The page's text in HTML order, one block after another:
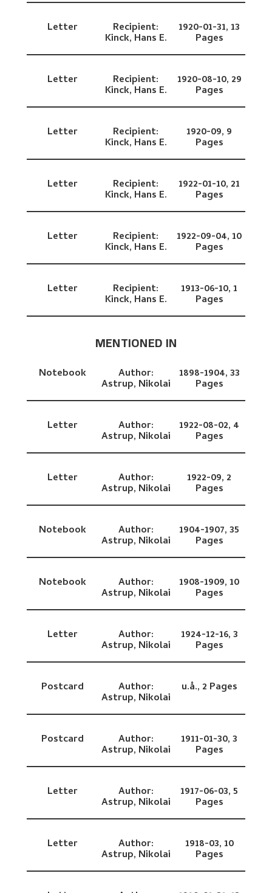
Letter Recipient:
Kinck, Hans E.
1920-01-31,13
Pages
Letter Recipient:
Kinck, Hans E.
1920-08-10, 29
Pages
Letter Recipient:
Kinck, Hans E.
1920-09, 9
Pages
Letter Recipient:
Kinck, Hans E.
1922-01-10, 21
Pages
Letter Recipient:
Kinck, Hans E.
1922-09-04,10
Pages
Letter Recipient:
Kinck, Hans E.
1913-06-10,1
Pages
MENTIONED IN
Notebook Author:
Astrup, Nikolai
1898-1904,33
Pages
Letter Author:
Astrup, Nikolai
1922-08-02, 4
Pages
Letter Author:
Astrup, Nikolai
1922-09, 2
Pages
Notebook Author:
Astrup, Nikolai
1904-1907,35
Pages
Notebook Author:
Astrup, Nikolai
1908-1909,10
Pages
Letter Author:
Astrup, Nikolai
1924-12-16,3
Pages
Postcard Author:
Astrup, Nikolai
u.å., 2 Pages
Postcard Author:
Astrup, Nikolai
1911-01-30,3
Pages
Letter Author:
Astrup, Nikolai
1917-06-03,5
Pages
Letter Author:
Astrup, Nikolai
1918-03,10
Pages